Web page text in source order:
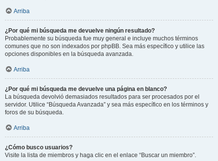
Arriba
¿Por qué mi búsqueda me devuelve ningún resultado?
Probablemente su búsqueda fue muy general e incluye muchos términos
comunes que no son indexados por phpBB. Sea más específico y utilice las
opciones disponibles en la búsqueda avanzada.
Arriba
¿Por qué mi búsqueda me devuelve una página en blanco?
La búsqueda devolvió demasiados resultados para ser procesados por el
servidor. Utilice “Búsqueda Avanzada” y sea más específico en los términos y
foros de su búsqueda.
Arriba
¿Cómo busco usuarios?
Visite la lista de miembros y haga clic en el enlace “Buscar un miembro”.